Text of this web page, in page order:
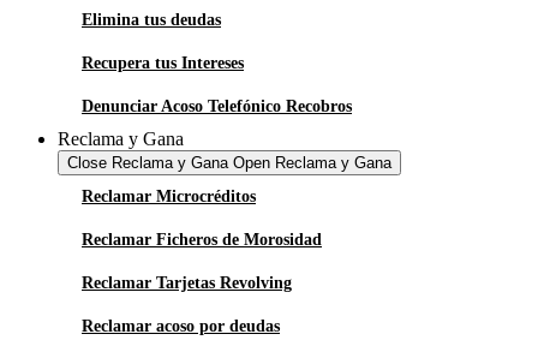
Elimina tus deudas
Recupera tus Intereses
Denunciar Acoso Telefónico Recobros
Reclama y Gana
Close Reclama y Gana Open Reclama y Gana
Reclamar Microcréditos
Reclamar Ficheros de Morosidad
Reclamar Tarjetas Revolving
Reclamar acoso por deudas